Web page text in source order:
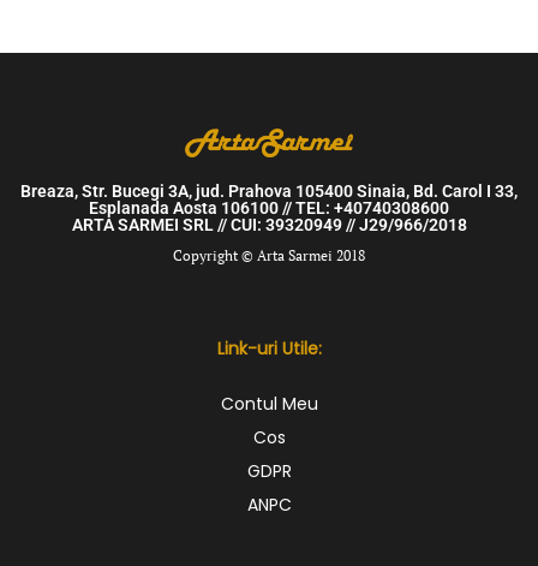
Breaza, Str. Bucegi 3A, jud. Prahova 105400 Sinaia, Bd. Carol I 33,
Esplanada Aosta 106100 // TEL: +40740308600
ARTA SARMEI SRL // CUI: 39320949 // J29/966/2018
Copyright © Arta Sarmei 2018
Link-uri Utile:
Contul Meu
Cos
GDPR
ANPC